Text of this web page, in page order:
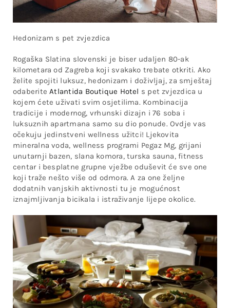
Hedonizam s pet zvjezdica
Rogaška Slatina slovenski je biser udaljen 80-ak
kilometara od Zagreba koji svakako trebate otkriti. Ako
želite spojiti luksuz, hedonizam i doživljaj, za smještaj
odaberiteAtlantida Boutique Hotel s pet zvjezdica u
kojem ćete uživati svim osjetilima. Kombinacija
tradicije i modernog, vrhunski dizajn i 76 soba i
luksuznih apartmana samo su dio ponude. Ovdje vas
očekuju jedinstveni wellness užitci! Ljekovita
mineralna voda, wellness programi Pegaz Mg, grijani
unutarnji bazen, slana komora, turska sauna, fitness
centar i besplatne grupne vježbe oduševit će sve one
koji traže nešto više od odmora. A za one željne
dodatnih vanjskih aktivnosti tu je mogućnost
iznajmljivanja bicikala i istraživanje lijepe okolice.